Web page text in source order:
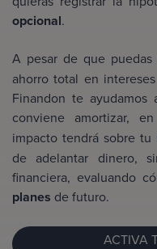
opcional.
A pesar de que
ahorro total en
Finandon te
conviene amortizar,
impacto tendrá sobre tu
de adelantar dinero,
financiera, evaluando
planes de futuro.
ACTIVA